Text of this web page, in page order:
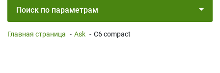
Поиск по параметрам
Главная страница - Ask - C6 compact